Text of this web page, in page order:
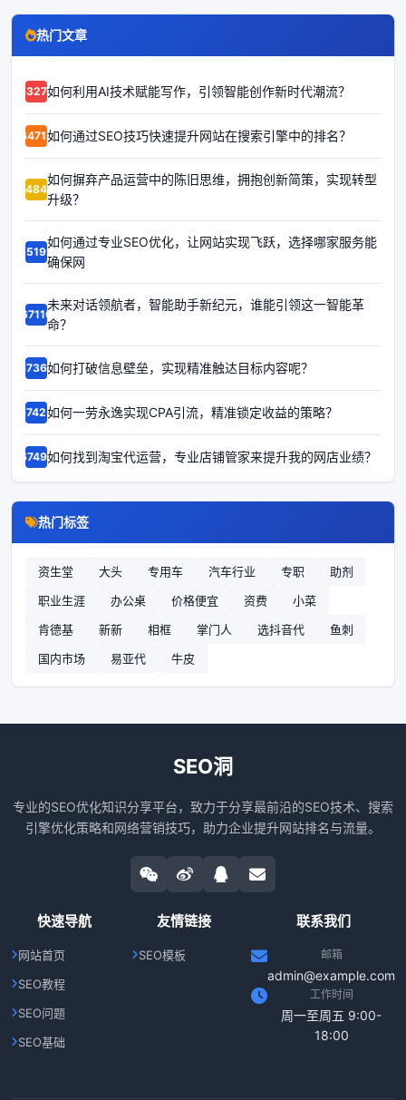
热门文章
63270如何利用AI技术赋能写作，引领智能创作新时代潮流？
64713如何通过SEO技巧快速提升网站在搜索引擎中的排名？
64840
如何摒弃产品运营中的陈旧思维，拥抱创新简策，实现转型
升级？
65192
如何通过专业SEO优化，让网站实现飞跃，选择哪家服务能
确保网
67116
未来对话领航者，智能助手新纪元，谁能引领这一智能革
命？
67365如何打破信息壁垒，实现精准触达目标内容呢？
67425如何一劳永逸实现CPA引流，精准锁定收益的策略？
67491如何找到淘宝代运营，专业店铺管家来提升我的网店业绩？
热门标签
资生堂 大头 专用车 汽车行业 专职
助剂
职业生涯
办公桌 价格便宜 资费
小菜
肯德基
新新 相框 掌门人 选抖音代
鱼刺
国内市场
易亚代 牛皮
SEO洞
专业的SEO优化知识分享平台，致力于分享最前沿的SEO技术、搜索
引擎优化策略和网络营销技巧，助力企业提升网站排名与流量。
快速导航
网站首页
SEO教程
SEO问题
SEO基础
友情链接
SEO模板
联系我们
邮箱
admin@example.com
工作时间
周一至周五 9:00-
18:00